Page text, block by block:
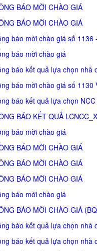
BÁO MỜI CHÀO GIÁ
BÁO MỜI CHÀO GIÁ
báo mời chào giá số 1136
báo mời chào giá
báo kết quả lựa chọn nhà
báo mời chào giá số 1130
báo kết quả lựa chọn NCC
BÁO KẾT QUẢ
báo mời chào giá
BÁO MỜI CHÀO GIÁ
BÁO MỜI CHÀO GIÁ
BÁO MỜI CHÀO GIÁ
báo mời chào giá
BÁO MỜI CHÀO GIÁ
báo kết quả lựa chọn nhà
báo kết quả lựa chọn nhà